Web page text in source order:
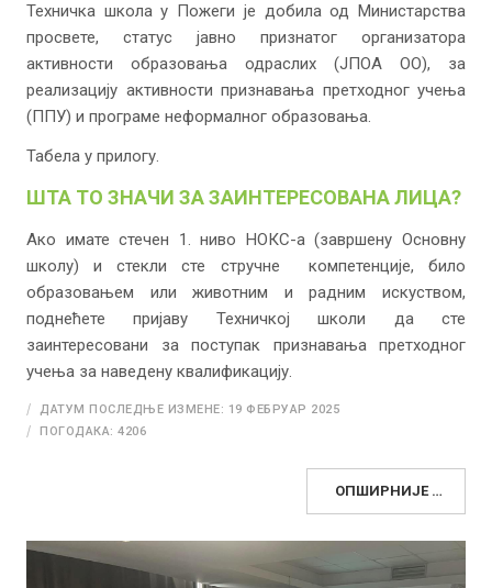
Техничка школа у Пожеги је добила од Министарства
просвете, статус јавно признатог организатора
активности образовања одраслих (ЈПОА ОО), за
реализацију активности признавања претходног учења
(ППУ) и програме неформалног образовања.
Табела у прилогу.
ШТА ТО ЗНАЧИ ЗА ЗАИНТЕРЕСОВАНА ЛИЦА?
Ако имате стечен 1. ниво НОКС-а (завршену Основну
школу) и стекли сте стручне компетенције, било
образовањем или животним и радним искуством,
поднећете пријаву Техничкој школи да сте
заинтересовани за поступак признавања претходног
учења за наведену квалификацију.
ДАТУМ ПОСЛЕДЊЕ ИЗМЕНЕ: 19 ФЕБРУАР 2025
ПОГОДАКА: 4206
ОПШИРНИЈЕ …